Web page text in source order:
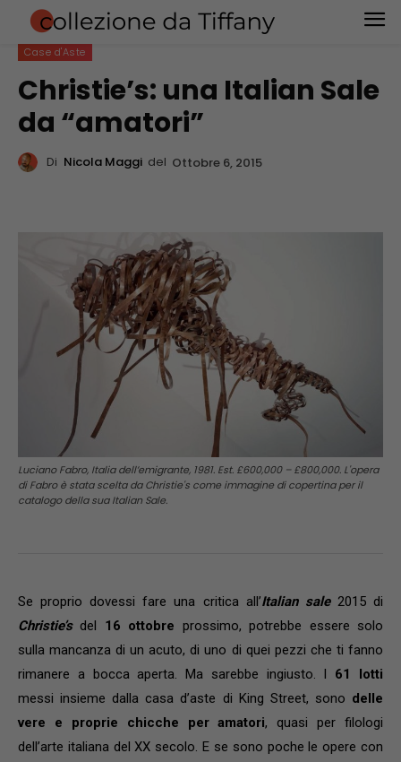
Case d'Aste
Christie’s: una Italian Sale
da “amatori”
Di Nicola Maggi del Ottobre 6, 2015
Luciano Fabro, Italia dell’emigrante, 1981. Est. £600,000 – £800,000. L'opera
di Fabro è stata scelta da Christie's come immagine di copertina per il
catalogo della sua Italian Sale.
Se proprio dovessi fare una critica all’Italian sale2015 di
Christie’sdel 16 ottobre prossimo, potrebbe essere solo
sulla mancanza di un acuto, di uno di quei pezzi che ti fanno
rimanere a bocca aperta. Ma sarebbe ingiusto. I 61 lotti
messi insieme dalla casa d’aste di King Street, sono delle
vere e proprie chicche per amatori, quasi per filologi
dell’arte italiana del XX secolo. E se sono poche le opere con